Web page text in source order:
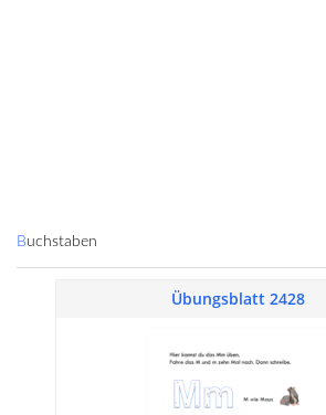
Buchstaben
Übungsblatt 2428